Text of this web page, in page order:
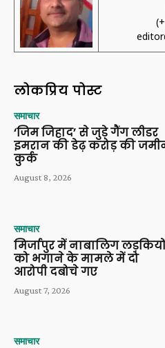
लोकप्रिय पोस्ट
समाचार
‘जिम जिहाद’ से जुड़े गैंग लीडर
इमरान की डेढ़ करोड़ की
कुर्क
August 8, 2026
समाचार
मिर्जापुर में नाबालिग लड़कियों
को भगाने के मामले में दो
आरोपी दबोचे गए
August 7, 2026
समाचार